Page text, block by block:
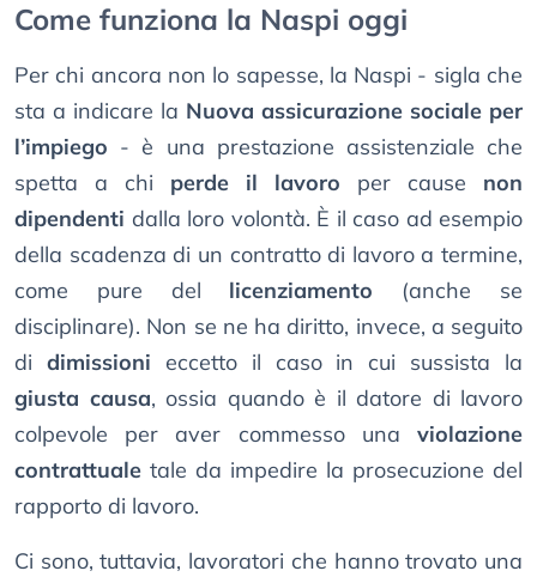
Come funziona la Naspi oggi
Per chi ancora non lo sapesse, la Naspi - sigla che
sta a indicare la Nuova assicurazione sociale per
l’impiego - è una prestazione assistenziale che
spetta a chi perde il lavoro per cause non
dipendenti dalla loro volontà. È il caso ad esempio
della scadenza di un contratto di lavoro a termine,
come pure del licenziamento (anche se
disciplinare). Non se ne ha diritto, invece, a seguito
di dimissioni eccetto il caso in cui sussista la
giusta causa, ossia quando è il datore di lavoro
colpevole per aver commesso una violazione
contrattuale tale da impedire la prosecuzione del
rapporto di lavoro.
Ci sono, tuttavia, lavoratori che hanno trovato una